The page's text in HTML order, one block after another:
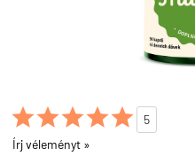

5
Írj véleményt »